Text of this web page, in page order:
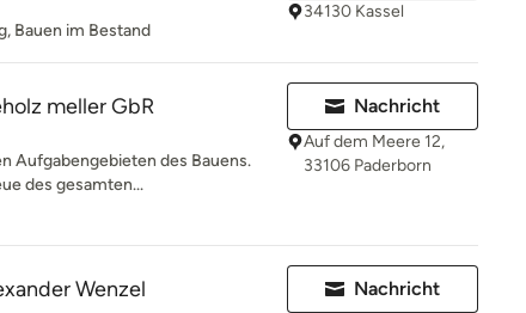
Bauen im Bestand
34130 Kassel
meller GbR
Aufgabengebieten des Bauens.
des gesamten...
Nachricht
Auf dem Meere 12,
33106 Paderborn
Wenzel Nachricht